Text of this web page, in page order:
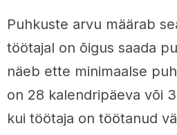
Puhkuste arvu määrab
töötajal on õigus saada
näeb ette minimaalse
on 28 kalendripäeva või
kui töötaja on töötanud